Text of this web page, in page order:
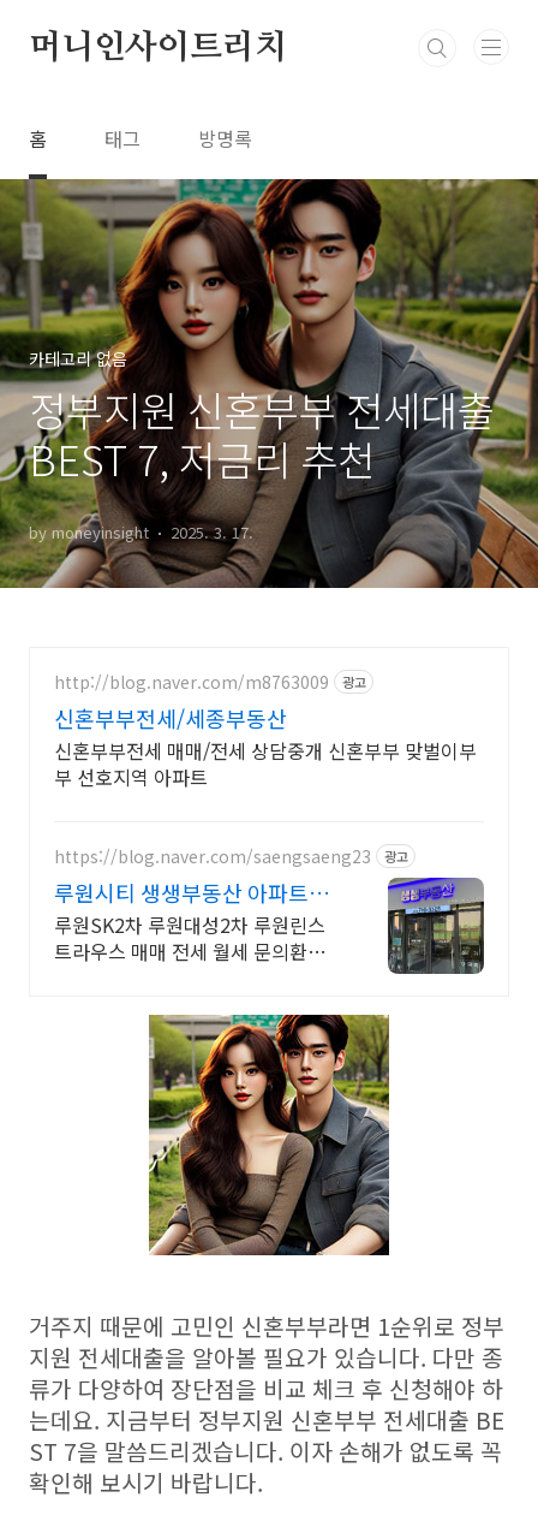
머니인사이트리치
홈 태그 방명록
카테고리 없음
정부지원 신혼부부 전세대출
BEST 7, 저금리 추천
by moneyinsight 2025. 3. 17.
http://blog.naver.com/m8763009 광고
신혼부부전세/세종부동산
신혼부부전세 매매/전세 상담중개 신혼부부 맞벌이부
부 선호지역 아파트
https://blog.naver.com/saengsaeng23 광고
루원시티 생생부동산 아파트상
가오피스텔전문
루원SK2차 루원대성2차 루원린스
트라우스 매매 전세 월세 문의환영
거주지 때문에 고민인 신혼부부라면 1순위로 정부
지원 전세대출을 알아볼 필요가 있습니다. 다만 종
류가 다양하여 장단점을 비교 체크 후 신청해야 하
는데요. 지금부터 정부지원 신혼부부 전세대출 BE
ST 7을 말씀드리겠습니다. 이자 손해가 없도록 꼭
확인해 보시기 바랍니다.